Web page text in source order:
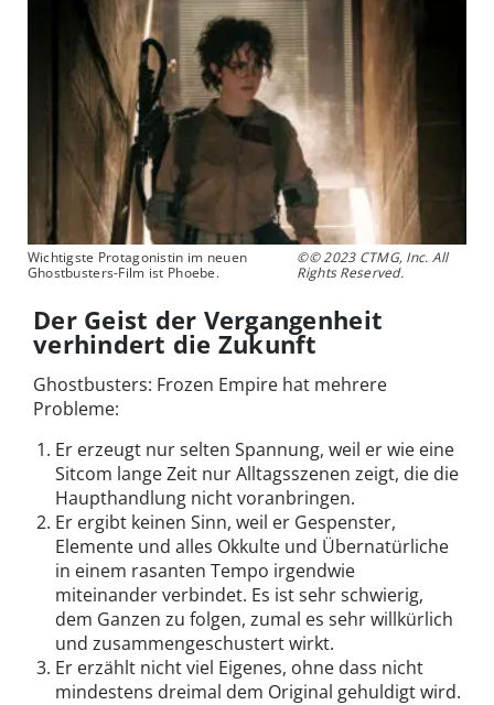
Wichtigste Protagonistin im neuen
Ghostbusters-Film ist Phoebe.
©© 2023 CTMG, Inc. All
Rights Reserved.
Der Geist der Vergangenheit
verhindert die Zukunft
Ghostbusters: Frozen Empire hat mehrere
Probleme:
Er erzeugt nur selten Spannung, weil er wie eine
Sitcom lange Zeit nur Alltagsszenen zeigt, die die
Haupthandlung nicht voranbringen.
Er ergibt keinen Sinn, weil er Gespenster,
Elemente und alles Okkulte und Übernatürliche
in einem rasanten Tempo irgendwie
miteinander verbindet. Es ist sehr schwierig,
dem Ganzen zu folgen, zumal es sehr willkürlich
und zusammengeschustert wirkt.
Er erzählt nicht viel Eigenes, ohne dass nicht
mindestens dreimal dem Original gehuldigt wird.